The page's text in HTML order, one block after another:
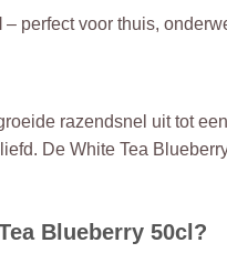
– perfect voor thuis,
razendsnel uit tot
De White Tea
Blueberry 50cl?